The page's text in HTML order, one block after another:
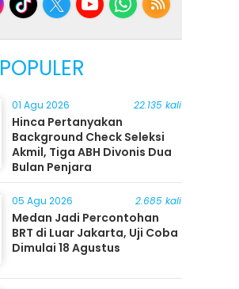
POPULER
01 Agu 2026 22.135 kali
Hinca Pertanyakan
Background Check Seleksi
Akmil, Tiga ABH Divonis Dua
Bulan Penjara
05 Agu 2026 2.685 kali
Medan Jadi Percontohan
BRT di Luar Jakarta, Uji Coba
Dimulai 18 Agustus